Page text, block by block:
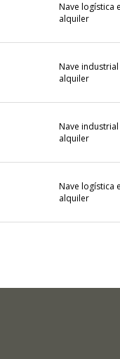
Nave logística
alquiler
Nave
alquiler
Nave
alquiler
Nave logística
alquiler